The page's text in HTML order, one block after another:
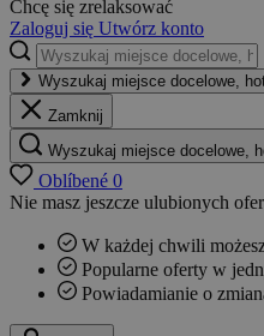
Chcę się zrelaksować
Zaloguj się Utwórz konto
Wyszukaj miejsce docelowe,
Zamknij
Wyszukaj miejsce docelowe,
Oblíbené 0
Nie masz jeszcze ulubionych
W każdej chwili
Popularne oferty w
Powiadamianie o